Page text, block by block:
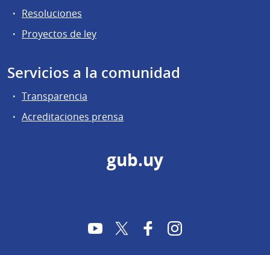
Resoluciones
Proyectos de ley
Servicios a la comunidad
Transparencia
Acreditaciones prensa
gub.uy
YouTubeTwitter FacebookInstagram